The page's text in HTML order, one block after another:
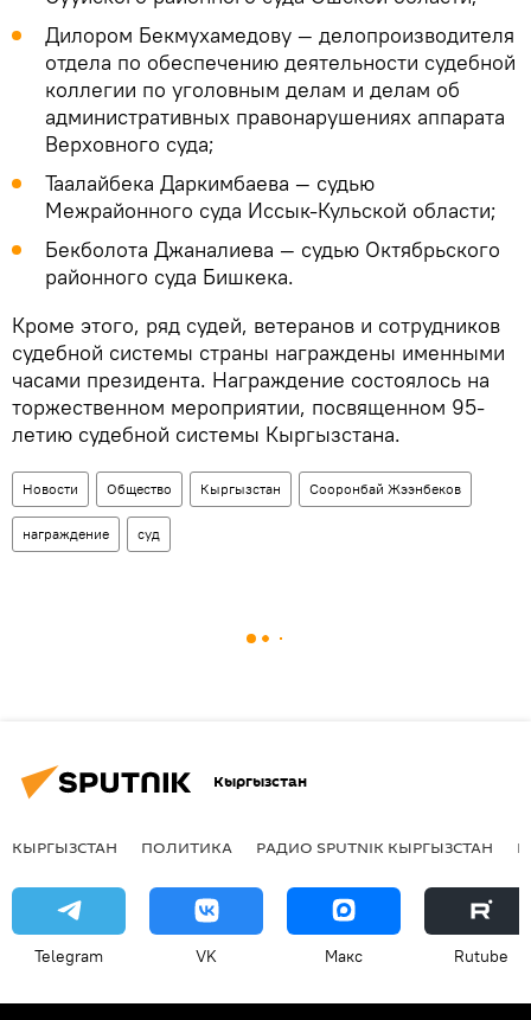
Дилором Бекмухамедову — делопроизводителя
отдела по обеспечению деятельности судебной
коллегии по уголовным делам и делам об
административных правонарушениях аппарата
Верховного суда;
Таалайбека Даркимбаева — судью
Межрайонного суда Иссык-Кульской области;
Бекболота Джаналиева — судью Октябрьского
районного суда Бишкека.
Кроме этого, ряд судей, ветеранов и сотрудников
судебной системы страны награждены именными
часами президента. Награждение состоялось на
торжественном мероприятии, посвященном 95-
летию судебной системы Кыргызстана.
Новости Общество Кыргызстан Сооронбай Жээнбеков
награждение суд
Кыргызстан
КЫРГЫЗСТАН ПОЛИТИКА РАДИО SPUTNIK КЫРГЫЗСТАН
Telegram VK Макс Rutube